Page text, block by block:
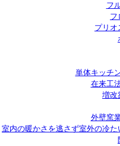
フ
フ
プリオ
単体キッチ
在来工
増改
外壁窯
室内の暖かさを逃さず室外の冷